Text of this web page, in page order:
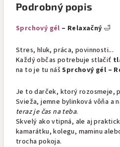
Podrobný popis
Sprchový gél – Relaxačný 🛁
Stres, hluk, práca, povinnosti...
Každý občas potrebuje stlačiť
na to je tu nášSprchový gél –
Je to darček, ktorý rozosmeje,
Svieža, jemne bylinková vôňa a
teraz je čas na teba.
Skvelý ako vtipná, ale aj
kamarátku, kolegu, maminu
trocha pokoja.